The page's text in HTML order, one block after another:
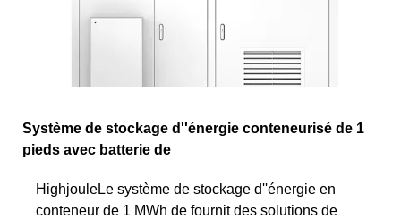
Système de stockage d''énergie conteneurisé de 1
pieds avec batterie de
HighjouleLe système de stockage d''énergie en
conteneur de 1 MWh de fournit des solutions de